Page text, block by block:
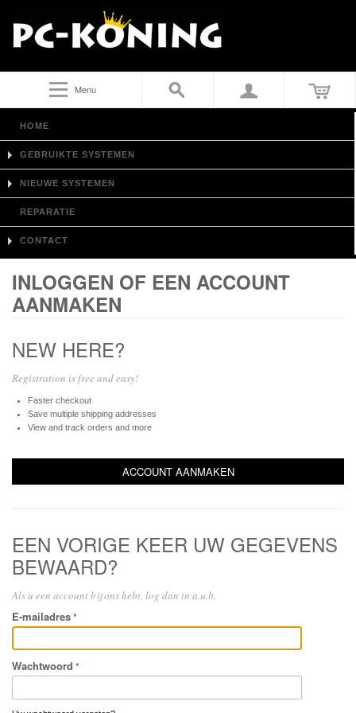
Menu
HOME
GEBRUIKTE SYSTEMEN
NIEUWE SYSTEMEN
REPARATIE
CONTACT
INLOGGEN OF EEN ACCOUNT
AANMAKEN
NEW HERE?
Registration is free and easy!
Faster checkout
Save multiple shipping addresses
View and track orders and more
ACCOUNT AANMAKEN
EEN VORIGE KEER UW GEGEVENS
BEWAARD?
Als u een account bij ons hebt, log dan in a.u.b.
E-mailadres
Wachtwoord